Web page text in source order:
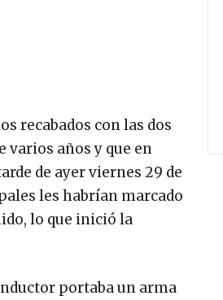
recabados con las dos
varios años y que en
de ayer viernes 29 de
les habrían marcado
lo que inició la
portaba un arma